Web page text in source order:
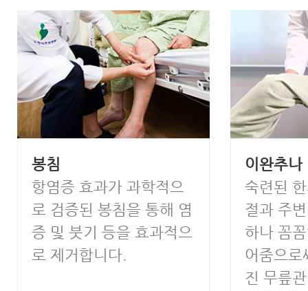
봉침
항염증 효과가 과학적으
로 검증된 봉침을 통해 염
증 및 붓기 등을 효과적으
로 제거합니다.
이완추나
숙련된
절과 주
하나 꼼
어줌으로
진 무릎